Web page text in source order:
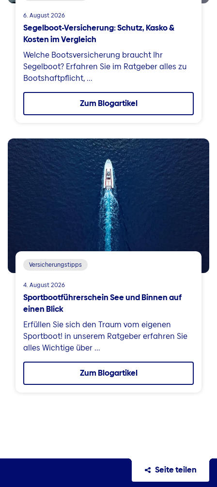
6. August 2026
Segelboot-Versicherung: Schutz, Kasko &
Kosten im Vergleich
Welche Bootsversicherung braucht Ihr
Segelboot? Erfahren Sie im Ratgeber alles zu
Bootshaftpflicht, ...
Zum Blogartikel
Versicherungstipps
4. August 2026
Sportbootführerschein See und Binnen auf
einen Blick
Erfüllen Sie sich den Traum vom eigenen
Sportboot! in unserem Ratgeber erfahren Sie
alles Wichtige über ...
Zum Blogartikel
Seite teilen